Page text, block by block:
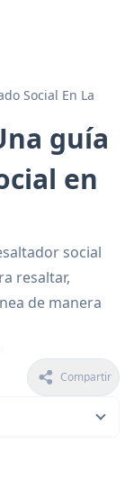
Social En La
guía
en
social
resaltar,
de manera
Compartir